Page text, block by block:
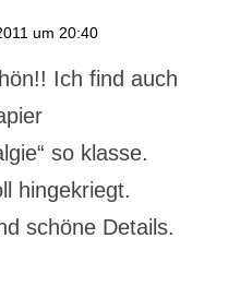
um 20:40
Ich find auch
so klasse.
hingekriegt.
schöne Details.